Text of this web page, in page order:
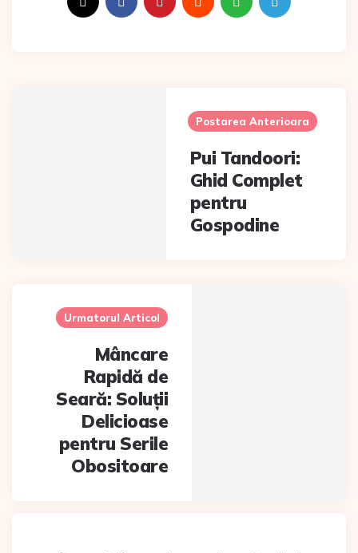
Postarea Anterioara
Pui Tandoori:
Ghid Complet
pentru
Gospodine
Urmatorul Articol
Mâncare
Rapidă de
Seară: Soluții
Delicioase
pentru Serile
Obositoare